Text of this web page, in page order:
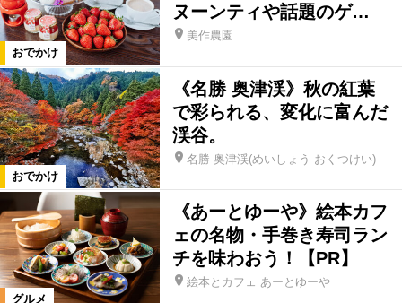
おでかけ
ヌーンティや話題のゲ…
美作農園
おでかけ
《名勝 奥津渓》秋の紅葉
で彩られる、変化に富んだ
渓谷。
名勝 奥津渓(めいしょう おくつけい)
グルメ
《あーとゆーや》絵本カフ
ェの名物・手巻き寿司ラン
チを味わおう！【PR】
絵本とカフェ あーとゆーや